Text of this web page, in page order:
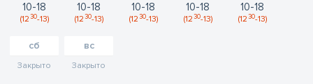
10 18
1230 13
10 18
1230 13
10 18
1230 13
10 18
1230 13
10 18
1230 13
сб
Закрыто
вс
Закрыто